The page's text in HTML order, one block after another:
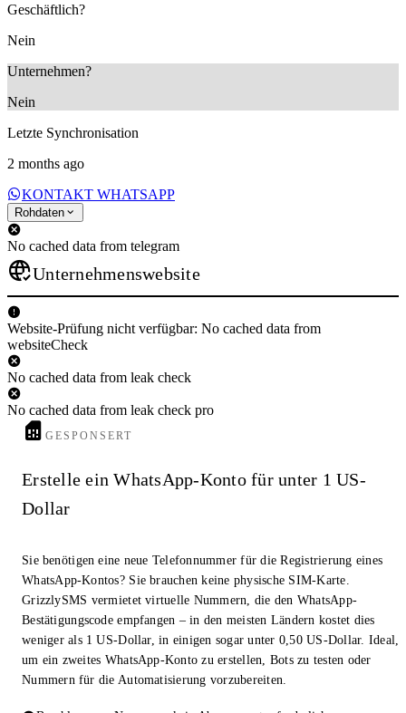
Geschäftlich?
Nein
Unternehmen?
Nein
Letzte Synchronisation
2 months ago
KONTAKT WHATSAPP
Rohdaten
No cached data from telegram
Unternehmenswebsite
Website-Prüfung nicht verfügbar: No cached data from
websiteCheck
No cached data from leak check
No cached data from leak check pro
GESPONSERT
Erstelle ein WhatsApp-Konto für unter 1 US-
Dollar
Sie benötigen eine neue Telefonnummer für die Registrierung eines
WhatsApp-Kontos? Sie brauchen keine physische SIM-Karte.
GrizzlySMS vermietet virtuelle Nummern, die den WhatsApp-
Bestätigungscode empfangen – in den meisten Ländern kostet dies
weniger als 1 US-Dollar, in einigen sogar unter 0,50 US-Dollar. Ideal,
um ein zweites WhatsApp-Konto zu erstellen, Bots zu testen oder
Nummern für die Automatisierung vorzubereiten.